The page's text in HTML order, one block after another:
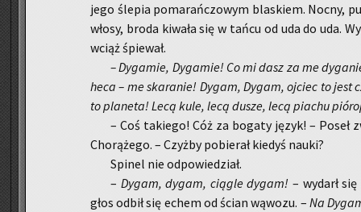
jego śle­pia po­ma­rań­czo­wym bla­skiem. Nocny,
włosy, broda ki­wa­ła się w tańcu od uda do uda.
wciąż śpie­wał.
– Dy­ga­mie, Dy­ga­mie! Co mi dasz za me
heca – me ska­ra­nie! Dygam, Dygam, oj­ciec to jest
to pla­ne­ta! Lecą kule, lecą dusze, lecą pia­chu
– Coś ta­kie­go! Cóż za bo­ga­ty język! – Poseł
Cho­rą­że­go. – Czyż­by po­bie­rał kie­dyś nauki?
Spi­nel nie od­po­wie­dział.
– Dygam, dygam, cią­gle dygam! – wy­darł
głos odbił się echem od ścian wą­wo­zu. – Na